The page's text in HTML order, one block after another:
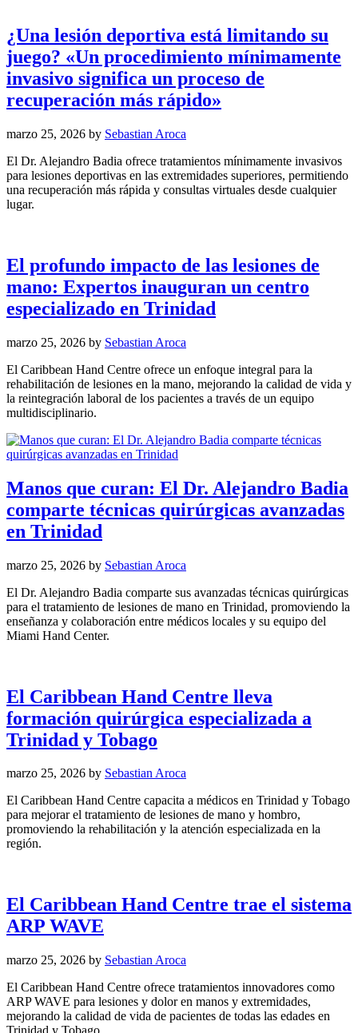
¿Una lesión deportiva está limitando su
juego? «Un procedimiento mínimamente
invasivo significa un proceso de
recuperación más rápido»
marzo 25, 2026 by Sebastian Aroca
El Dr. Alejandro Badia ofrece tratamientos mínimamente invasivos
para lesiones deportivas en las extremidades superiores, permitiendo
una recuperación más rápida y consultas virtuales desde cualquier
lugar.
El profundo impacto de las lesiones de
mano: Expertos inauguran un centro
especializado en Trinidad
marzo 25, 2026 by Sebastian Aroca
El Caribbean Hand Centre ofrece un enfoque integral para la
rehabilitación de lesiones en la mano, mejorando la calidad de vida y
la reintegración laboral de los pacientes a través de un equipo
multidisciplinario.
Manos que curan: El Dr. Alejandro Badia
comparte técnicas quirúrgicas avanzadas
en Trinidad
marzo 25, 2026 by Sebastian Aroca
El Dr. Alejandro Badia comparte sus avanzadas técnicas quirúrgicas
para el tratamiento de lesiones de mano en Trinidad, promoviendo la
enseñanza y colaboración entre médicos locales y su equipo del
Miami Hand Center.
El Caribbean Hand Centre lleva
formación quirúrgica especializada a
Trinidad y Tobago
marzo 25, 2026 by Sebastian Aroca
El Caribbean Hand Centre capacita a médicos en Trinidad y Tobago
para mejorar el tratamiento de lesiones de mano y hombro,
promoviendo la rehabilitación y la atención especializada en la
región.
El Caribbean Hand Centre trae el sistema
ARP WAVE
marzo 25, 2026 by Sebastian Aroca
El Caribbean Hand Centre ofrece tratamientos innovadores como
ARP WAVE para lesiones y dolor en manos y extremidades,
mejorando la calidad de vida de pacientes de todas las edades en